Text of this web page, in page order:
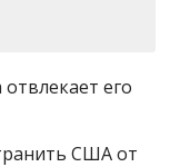
его
США от